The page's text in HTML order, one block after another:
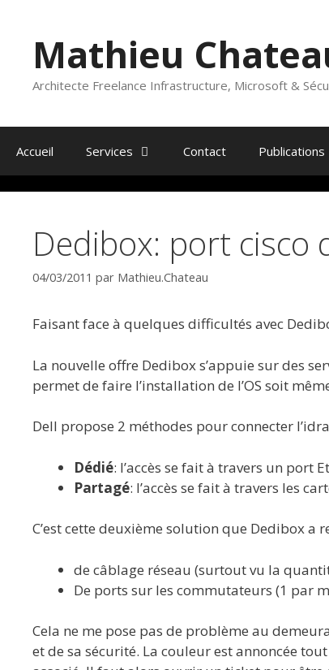
contenuMathieu
Architecte Freelance Infrastructure, Microsoft &
Accueil Services Contact Publications
Dedibox: port cisco
04/03/2011 par Mathieu.Chateau
Faisant face à quelques difficultés avec
La nouvelle offre Dedibox s’appuie sur des
permet de faire l’installation de l’OS soit
Dell propose 2 méthodes pour connecter
Dédié: l’accès se fait à travers un port
Partagé: l’accès se fait à travers les
C’est cette deuxième solution que Dedibox a
de câblage réseau (surtout vu la
De ports sur les commutateurs (1 par
Cela ne me pose pas de problème au
et de sa sécurité. La couleur est annoncée